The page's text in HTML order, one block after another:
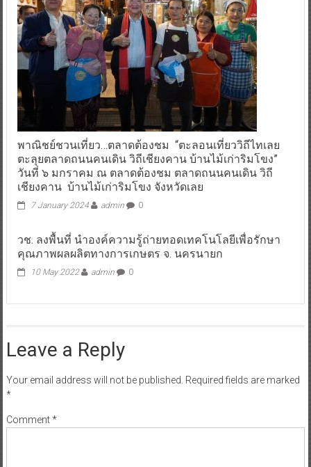
พาณิชย์ชวนเที่ยว…ตลาดต้องชม “ตะลอนเที่ยววิถีไทเลย
ตะลุยตลาดถนนคนเดิน วิถีเชียงคาน บ้านไม้เก่าริมโขง”
วันที่ ๖ มกราคม ณ ตลาดต้องชม ตลาดถนนคนเดิน วิถี
เชียงคาน บ้านไม้เก่าริมโขง จังหวัดเลย
7 January 2024 admin 0
วช. ลงพื้นที่ นำองค์ความรู้ถ่ายทอดเทคโนโลยีเพื่อรักษา
คุณภาพผลผลิตทางการเกษตร จ. นครนายก
10 May 2022 admin 0
Leave a Reply
Your email address will not be published. Required fields are marked
*
Comment*